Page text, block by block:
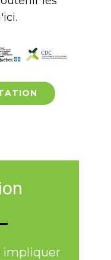
impliquer